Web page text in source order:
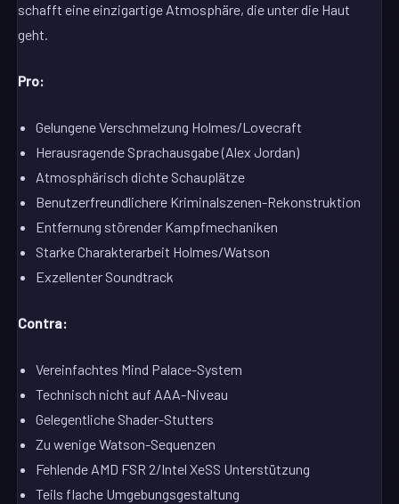
schafft eine einzigartige Atmosphäre, die unter die Haut
geht.
Pro:
Gelungene Verschmelzung Holmes/Lovecraft
Herausragende Sprachausgabe (Alex Jordan)
Atmosphärisch dichte Schauplätze
Benutzerfreundlichere Kriminalszenen-Rekonstruktion
Entfernung störender Kampfmechaniken
Starke Charakterarbeit Holmes/Watson
Exzellenter Soundtrack
Contra:
Vereinfachtes Mind Palace-System
Technisch nicht auf AAA-Niveau
Gelegentliche Shader-Stutters
Zu wenige Watson-Sequenzen
Fehlende AMD FSR 2/Intel XeSS Unterstützung
Teils flache Umgebungsgestaltung